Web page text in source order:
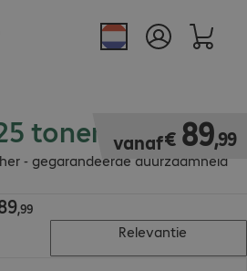
toner
- gegarandeerde duurzaamheid
vanaf€ 89,99
€ 89,99
,99
Relevantie